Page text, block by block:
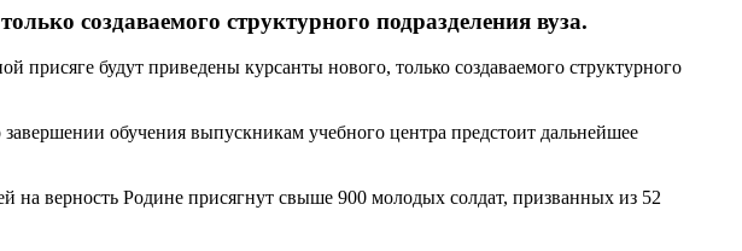
создаваемого структурного подразделения вуза.
будут приведены курсанты нового, только создаваемого структурного
обучения выпускникам учебного центра предстоит дальнейшее
верность Родине присягнут свыше 900 молодых солдат, призванных из 52